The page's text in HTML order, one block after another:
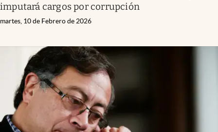
imputará cargos por corrupción
martes, 10 de Febrero de 2026